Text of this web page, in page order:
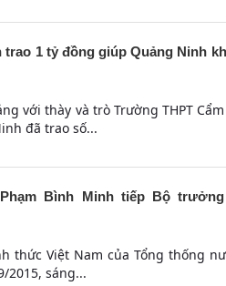
1 tỷ đồng giúp Quảng Ninh
với thày và trò Trường THPT Cẩm
đã trao số...
Bình Minh tiếp Bộ
thức Việt Nam của Tổng thống
2015, sáng...